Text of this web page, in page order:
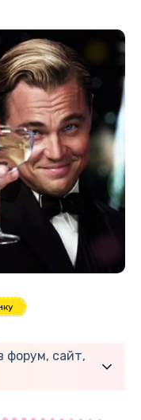
форум, сайт,